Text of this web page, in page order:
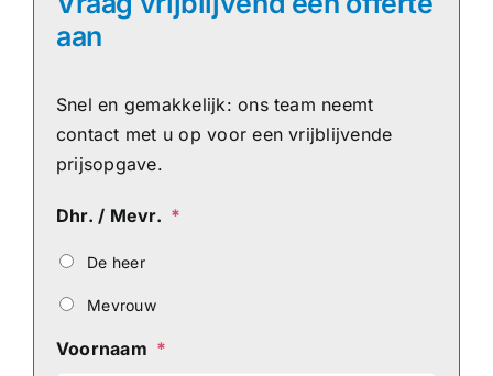
aan
Snel en gemakkelijk: ons team neemt
contact met u op voor een vrijblijvende
prijsopgave.
Dhr. / Mevr. *
De heer
Mevrouw
Voornaam *